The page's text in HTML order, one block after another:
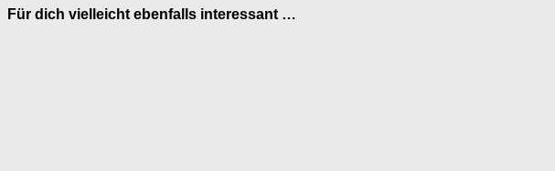
Für dich vielleicht ebenfalls interessant …